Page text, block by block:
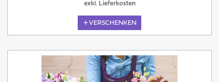
exkl. Lieferkosten
VERSCHENKEN